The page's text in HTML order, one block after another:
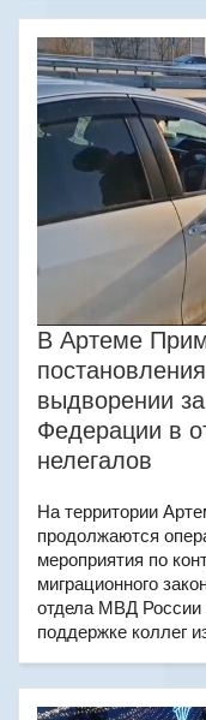
В Артеме
выдворении
Федерации в
нелегалов
На территории
продолжаются
мероприятия по
миграционного
отдела МВД России
поддержке коллег